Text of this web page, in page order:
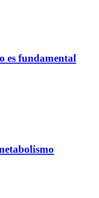
es fundamental